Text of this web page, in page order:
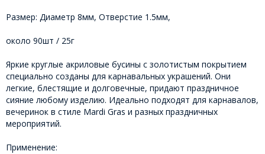
Размер: Диаметр 8мм, Отверстие 1.5мм,
около 90шт / 25г
Яркие круглые акриловые бусины с золотистым покрытием
специально созданы для карнавальных украшений. Они
легкие, блестящие и долговечные, придают праздничное
сияние любому изделию. Идеально подходят для карнавалов,
вечеринок в стиле Mardi Gras и разных праздничных
мероприятий.
Применение: